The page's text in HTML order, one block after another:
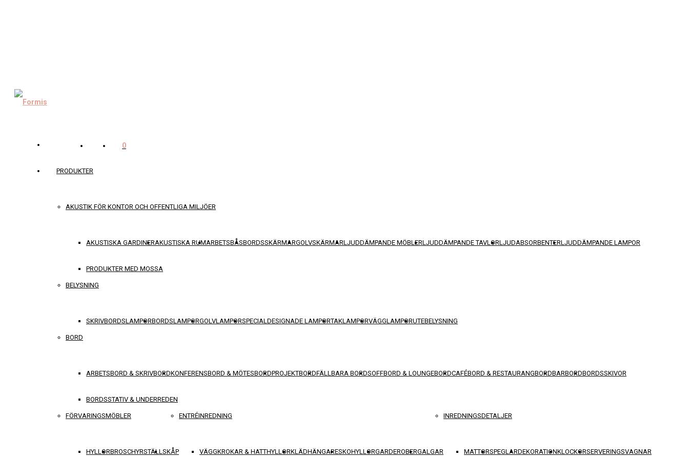
PRODUKTER
AKUSTIK FÖR KONTOR OCH OFFENTLIGA MILJÖER
AKUSTISKA GARDINERAKUSTISKA RUMARBETSBÅSBORDSSKÄRMARGOLVSKÄRMARLJUDDÄMPANDE MÖBLERLJUDDÄMPANDE TAVLORLJUDABSORBENTERLJUDDÄMPANDE LAMPOR
PRODUKTER MED MOSSA
BELYSNING
SKRIVBORDSLAMPORBORDSLAMPORGOLVLAMPORSPECIALDESIGNADE LAMPORTAKLAMPORVÄGGLAMPORUTEBELYSNING
BORD
ARBETSBORD & SKRIVBORDKONFERENSBORD & MÖTESBORDPROJEKTBORDFÄLLBARA BORDSOFFBORD & LOUNGEBORDCAFÉBORD & RESTAURANGBORDBARBORDBORDSSKIVOR
BORDSSTATIV & UNDERREDEN
FÖRVARINGSMÖBLER
HYLLORBROSCHYRSTÄLLSKÅP
ENTRÉINREDNING
VÄGGKROKAR & HATTHYLLORKLÄDHÄNGARESKOHYLLORGARDEROBERGALGAR
INREDNINGSDETALJER
MATTORSPEGLARDEKORATIONKLOCKORSERVERINGSVAGNAR
0